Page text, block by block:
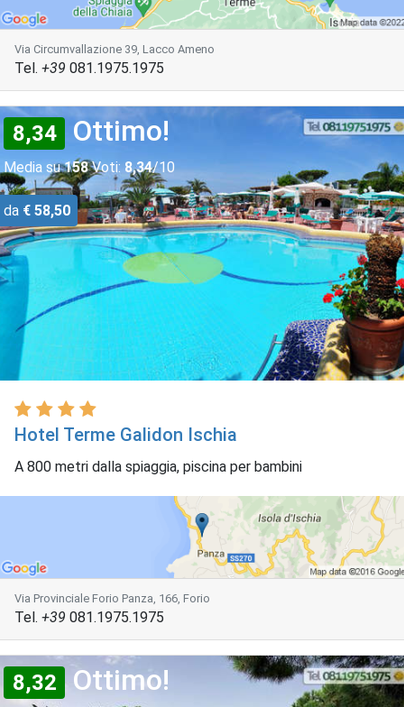
Via Circumvallazione 39, Lacco Ameno
Tel. +39 081.1975.1975
8,34 Ottimo!
Media su158Voti: 8,34/10
da € 58,50
Hotel Terme Galidon Ischia
A 800 metri dalla spiaggia, piscina per bambini
Via Provinciale Forio Panza, 166, Forio
Tel. +39 081.1975.1975
8,32 Ottimo!